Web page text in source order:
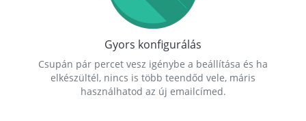
Gyors konfigurálás
Csupán pár percet vesz igénybe a beállítása és ha
elkészültél, nincs is több teendőd vele, máris
használhatod az új emailcímed.